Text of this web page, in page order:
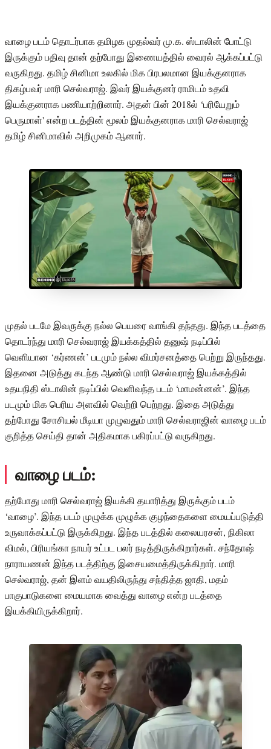
வாழை படம் தொடர்பாக தமிழக முதல்வர் மு.க. ஸ்டாலின் போட்டு
இருக்கும் பதிவு தான் தற்போது இணையத்தில் வைரல் ஆக்கப்பட்டு
வருகிறது. தமிழ் சினிமா உலகில் மிக பிரபலமான இயக்குனராக
திகழ்பவர் மாரி செல்வராஜ். இவர் இயக்குனர் ராமிடம் உதவி
இயக்குனராக பணியாற்றினார். அதன் பின் 2018ல் ‘பரியேறும்
பெருமாள்' என்ற படத்தின் மூலம் இயக்குனராக மாரி செல்வராஜ்
தமிழ் சினிமாவில் அறிமுகம் ஆனார்.
முதல் படமே இவருக்கு நல்ல பெயரை வாங்கி தந்தது. இந்த படத்தை
தொடர்ந்து மாரி செல்வராஜ் இயக்கத்தில் தனுஷ் நடிப்பில்
வெளியான ‘கர்ணன்’ படமும் நல்ல விமர்சனத்தை பெற்று இருந்தது.
இதனை அடுத்து கடந்த ஆண்டு மாரி செல்வராஜ் இயக்கத்தில்
உதயநிதி ஸ்டாலின் நடிப்பில் வெளிவந்த படம் ‘மாமன்னன்’. இந்த
படமும் மிக பெரிய அளவில் வெற்றி பெற்றது. இதை அடுத்து
தற்போது சோசியல் மீடியா முழுவதும் மாரி செல்வராஜின் வாழை படம்
குறித்த செய்தி தான் அதிகமாக பகிரப்பட்டு வருகிறது.
வாழை படம்:
தற்போது மாரி செல்வராஜ் இயக்கி தயாரித்து இருக்கும் படம்
‘வாழை’. இந்த படம் முழுக்க முழுக்க குழந்தைகளை மையப்படுத்தி
உருவாக்கப்பட்டு இருக்கிறது. இந்த படத்தில் கலையரசன், நிகிலா
விமல், பிரியங்கா நாயர் உட்பட பலர் நடித்திருக்கிறார்கள். சந்தோஷ்
நாராயணன் இந்த படத்திற்கு இசையமைத்திருக்கிறார். மாரி
செல்வராஜ், தன் இளம் வயதிலிருந்து சந்தித்த ஜாதி, மதம்
பாகுபாடுகளை மையமாக வைத்து வாழை என்ற படத்தை
இயக்கியிருக்கிறார்.